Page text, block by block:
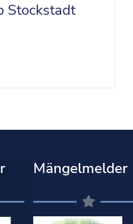
Stockstadt
Mängelmelder